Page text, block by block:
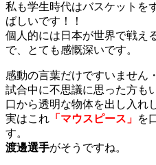
私も学生時代はバスケットを
ばしいです！！
個人的には日本が世界で戦え
で、とても感慨深いです。
感動の言葉だけですいません
試合中に不思議に思った方も
口から透明な物体を出し入れ
実はこれ 「マウスピース」 を
す。
渡邊選手がそうですね。